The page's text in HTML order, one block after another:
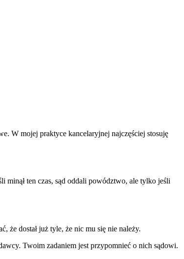
W mojej praktyce kancelaryjnej najczęściej stosuję
minął ten czas, sąd oddali powództwo, ale tylko jeśli
że dostał już tyle, że nic mu się nie należy.
Twoim zadaniem jest przypomnieć o nich sądowi.